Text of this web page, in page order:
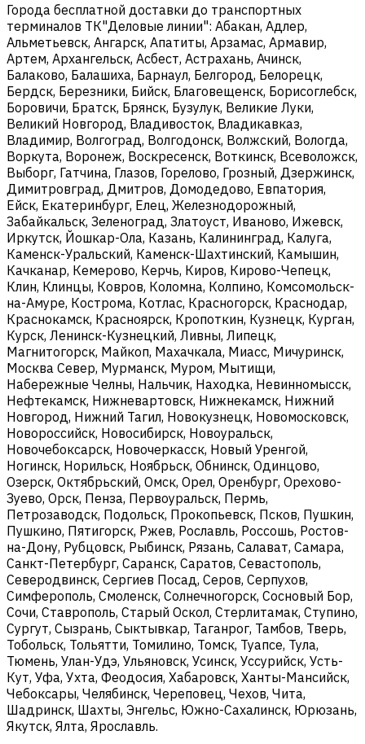
Города бесплатной доставки до транспортных
терминалов ТК"Деловые линии": Абакан, Адлер,
Альметьевск, Ангарск, Апатиты, Арзамас, Армавир,
Артем, Архангельск, Асбест, Астрахань, Ачинск,
Балаково, Балашиха, Барнаул, Белгород, Белорецк,
Бердск, Березники, Бийск, Благовещенск, Борисоглебск,
Боровичи, Братск, Брянск, Бузулук, Великие Луки,
Великий Новгород, Владивосток, Владикавказ,
Владимир, Волгоград, Волгодонск, Волжский, Вологда,
Воркута, Воронеж, Воскресенск, Воткинск, Всеволожск,
Выборг, Гатчина, Глазов, Горелово, Грозный, Дзержинск,
Димитровград, Дмитров, Домодедово, Евпатория,
Ейск, Екатеринбург, Елец, Железнодорожный,
Забайкальск, Зеленоград, Златоуст, Иваново, Ижевск,
Иркутск, Йошкар-Ола, Казань, Калининград, Калуга,
Каменск-Уральский, Каменск-Шахтинский, Камышин,
Качканар, Кемерово, Керчь, Киров, Кирово-Чепецк,
Клин, Клинцы, Ковров, Коломна, Колпино, Комсомольск-
на-Амуре, Кострома, Котлас, Красногорск, Краснодар,
Краснокамск, Красноярск, Кропоткин, Кузнецк, Курган,
Курск, Ленинск-Кузнецкий, Ливны, Липецк,
Магнитогорск, Майкоп, Махачкала, Миасс, Мичуринск,
Москва Север, Мурманск, Муром, Мытищи,
Набережные Челны, Нальчик, Находка, Невинномысск,
Нефтекамск, Нижневартовск, Нижнекамск, Нижний
Новгород, Нижний Тагил, Новокузнецк, Новомосковск,
Новороссийск, Новосибирск, Новоуральск,
Новочебоксарск, Новочеркасск, Новый Уренгой,
Ногинск, Норильск, Ноябрьск, Обнинск, Одинцово,
Озерск, Октябрьский, Омск, Орел, Оренбург, Орехово-
Зуево, Орск, Пенза, Первоуральск, Пермь,
Петрозаводск, Подольск, Прокопьевск, Псков, Пушкин,
Пушкино, Пятигорск, Ржев, Рославль, Россошь, Ростов-
на-Дону, Рубцовск, Рыбинск, Рязань, Салават, Самара,
Санкт-Петербург, Саранск, Саратов, Севастополь,
Северодвинск, Сергиев Посад, Серов, Серпухов,
Симферополь, Смоленск, Солнечногорск, Сосновый Бор,
Сочи, Ставрополь, Старый Оскол, Стерлитамак, Ступино,
Сургут, Сызрань, Сыктывкар, Таганрог, Тамбов, Тверь,
Тобольск, Тольятти, Томилино, Томск, Туапсе, Тула,
Тюмень, Улан-Удэ, Ульяновск, Усинск, Уссурийск, Усть-
Кут, Уфа, Ухта, Феодосия, Хабаровск, Ханты-Мансийск,
Чебоксары, Челябинск, Череповец, Чехов, Чита,
Шадринск, Шахты, Энгельс, Южно-Сахалинск, Юрюзань,
Якутск, Ялта, Ярославль.